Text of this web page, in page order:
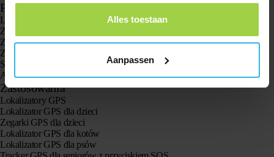
Alles toestaan
Aanpassen
Produkty
Lokalizator GPS Spotter X10
Zegarek GPS Spotter Senior
Zegarek GPS Spotter Explorer
Zegarek GPS dla dzieci Spotter
Spotter CatX
Animal Spotter
Zastosowania
Lokalizatory GPS
Lokalizator GPS dla dzieci
Zegarki GPS dla dzieci
Lokalizator GPS dla kotów
Lokalizator GPS dla psów